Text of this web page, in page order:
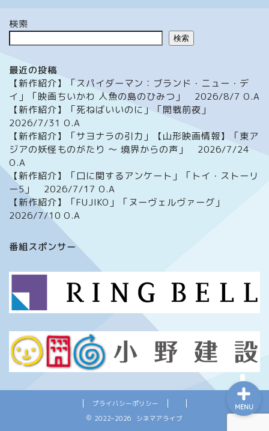
検索
検索
最近の投稿
【新作紹介】「スパイダーマン：ブランド・ニュー・デ
イ」「映画ちいかわ 人魚の島のひみつ」 2026/8/7 O.A
【新作紹介】「死ねばいいのに」「開戦前夜」
2026/7/31 O.A
【新作紹介】「サヨナラの引力」【山形映画情報】「東ア
ジアの妖怪ものがたり ～ 境界からの声」 2026/7/24
O.A
【新作紹介】「口に関するアンケート」「トイ・ストーリ
ー5」 2026/7/17 O.A
【新作紹介】「FUJIKO」「ヌーヴェルヴァーグ」
2026/7/10 O.A
番組スポンサー
プライバシーポリシー
2022–2026 シネマアライブ
MENU
番組について
メッセージフォーム
イベント情報